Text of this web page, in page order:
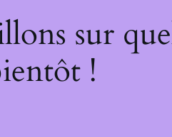
sur
!